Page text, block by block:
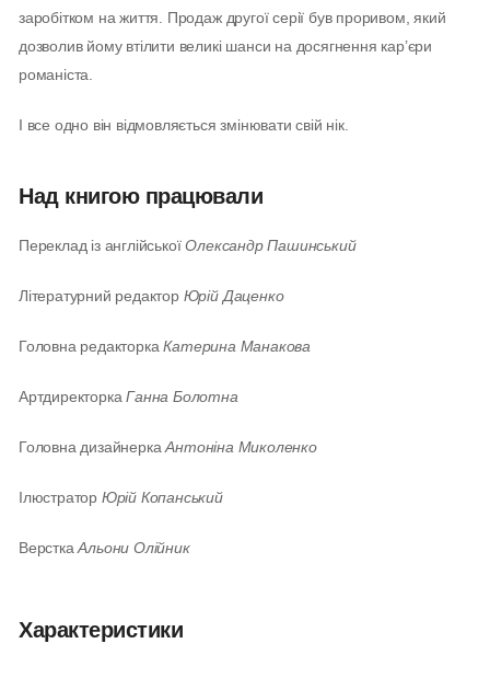
заробітком на життя. Продаж другої серії був проривом, який
дозволив йому втілити великі шанси на досягнення кар’єри
романіста.
І все одно він відмовляється змінювати свій нік.
Над книгою працювали
Переклад із англійськоїОлександр Пашинський
Літературний редакторЮрій Даценко
Головна редакторкаКатерина Манакова
АртдиректоркаГанна Болотна
Головна дизайнеркаАнтоніна Миколенко
Ілюстратор Юрій Копанський
ВерсткаАльони Олійник
Характеристики